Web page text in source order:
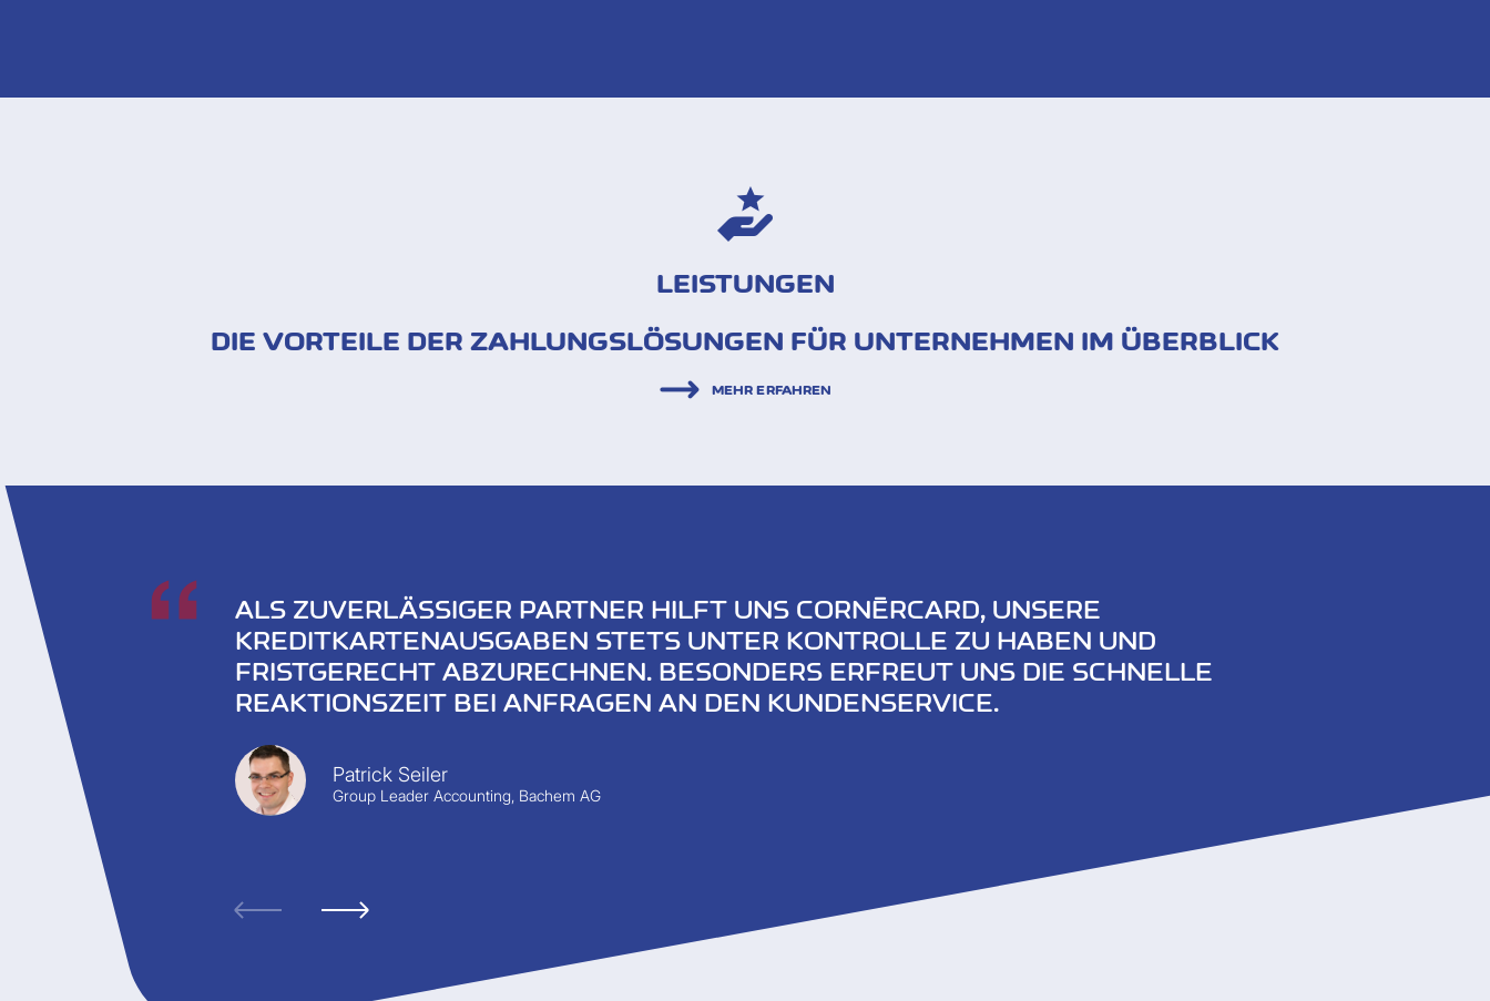
LEISTUNGEN
DIE VORTEILE DER ZAHLUNGSLÖSUNGEN FÜR UNTERNEHMEN IM ÜBERBLICK
MEHR ERFAHREN
ALS ZUVERLÄSSIGER PARTNER HILFT UNS CORNÈRCARD, UNSERE
KREDITKARTENAUSGABEN STETS UNTER KONTROLLE ZU HABEN UND
FRISTGERECHT ABZURECHNEN. BESONDERS ERFREUT UNS DIE SCHNELLE
REAKTIONSZEIT BEI ANFRAGEN AN DEN KUNDENSERVICE.
Patrick Seiler
Group Leader Accounting, Bachem AG